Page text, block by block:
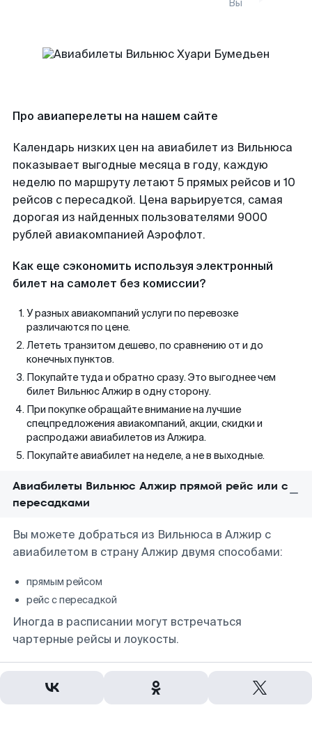
Вы
Про авиаперелеты на нашем сайте
Календарь низких цен на авиабилет из Вильнюса
показывает выгодные месяца в году, каждую
неделю по маршруту летают 5 прямых рейсов и 10
рейсов с пересадкой. Цена варьируется, самая
дорогая из найденных пользователями 9000
рублей авиакомпанией Аэрофлот.
Как еще сэкономить используя электронный
билет на самолет без комиссии?
У разных авиакомпаний услуги по перевозке
различаются по цене.
Лететь транзитом дешево, по сравнению от и до
конечных пунктов.
Покупайте туда и обратно сразу. Это выгоднее чем
билет Вильнюс Алжир в одну сторону.
При покупке обращайте внимание на лучшие
спецпредложения авиакомпаний, акции, скидки и
распродажи авиабилетов из Алжира.
Покупайте авиабилет на неделе, а не в выходные.
Авиабилеты Вильнюс Алжир прямой рейс или с
пересадками
Вы можете добраться из Вильнюса в Алжир с
авиабилетом в страну Алжир двумя способами:
прямым рейсом
рейс с пересадкой
Иногда в расписании могут встречаться
чартерные рейсы и лоукосты.